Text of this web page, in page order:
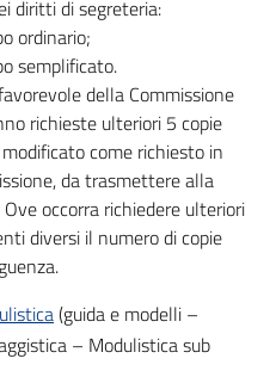
diritti di segreteria:
ordinario;
semplificato.
della Commissione
richieste ulteriori 5 copie
come richiesto in
da trasmettere alla
occorra richiedere ulteriori
diversi il numero di copie
(guida e modelli –
– Modulistica sub